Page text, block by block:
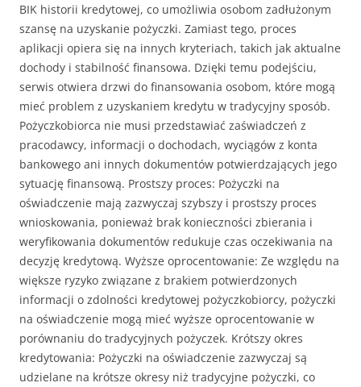
BIK historii kredytowej, co umożliwia osobom zadłużonym
szansę na uzyskanie pożyczki. Zamiast tego, proces
aplikacji opiera się na innych kryteriach, takich jak aktualne
dochody i stabilność finansowa. Dzięki temu podejściu,
serwis otwiera drzwi do finansowania osobom, które mogą
mieć problem z uzyskaniem kredytu w tradycyjny sposób.
Pożyczkobiorca nie musi przedstawiać zaświadczeń z
pracodawcy, informacji o dochodach, wyciągów z konta
bankowego ani innych dokumentów potwierdzających jego
sytuację finansową. Prostszy proces: Pożyczki na
oświadczenie mają zazwyczaj szybszy i prostszy proces
wnioskowania, ponieważ brak konieczności zbierania i
weryfikowania dokumentów redukuje czas oczekiwania na
decyzję kredytową. Wyższe oprocentowanie: Ze względu na
większe ryzyko związane z brakiem potwierdzonych
informacji o zdolności kredytowej pożyczkobiorcy, pożyczki
na oświadczenie mogą mieć wyższe oprocentowanie w
porównaniu do tradycyjnych pożyczek. Krótszy okres
kredytowania: Pożyczki na oświadczenie zazwyczaj są
udzielane na krótsze okresy niż tradycyjne pożyczki, co